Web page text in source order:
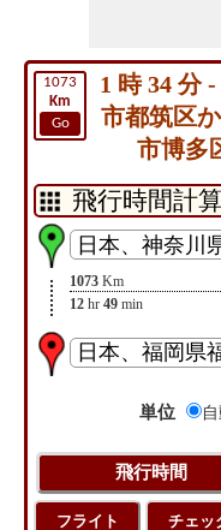
1073
Km
Go
1 時 34 分
市都筑区
市博多
1073 Km
12 hr 49 min
単位
フライト
チェッ